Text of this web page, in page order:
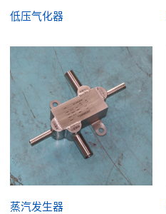
低压气化器
蒸汽发生器